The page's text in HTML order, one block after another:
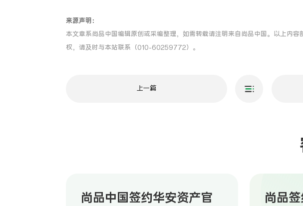
来源声明：
本文章系尚品中国编辑原创或采编整理，如需转载请注明来自尚品中国。以上内
权，请及时与本站联系（010-60259772）。
上一篇
尚品中国签约华安资产官
尚品